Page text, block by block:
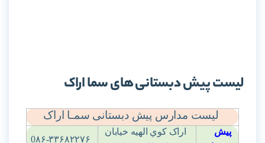
لیست پیش دبستانی های سما اراک
لیست مدارس پیش دبستانی سمـا اراک
پیش
اراک کوي الهيه خيابان
0۸۶-۳۳۶۸۲۲۷۶